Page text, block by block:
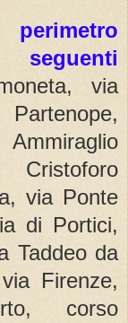
via
via Ponte
di Portici,
Taddeo da
Firenze,
corso